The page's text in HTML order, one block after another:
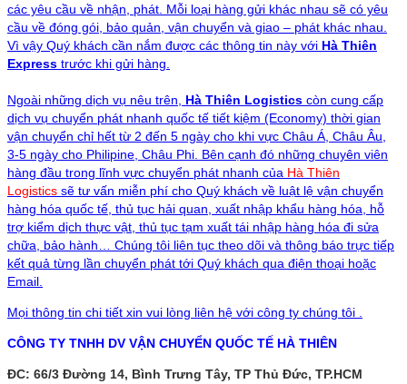
các yêu cầu về nhận, phát. Mỗi loại hàng gửi khác nhau sẽ có yêu
cầu về đóng gói, bảo quản, vận chuyển và giao – phát khác nhau.
Vì vậy Quý khách cần nắm được các thông tin này với Hà Thiên
Express trước khi gửi hàng.
Ngoài những dịch vụ nêu trên, Hà Thiên Logistics còn cung cấp
dịch vụ chuyển phát nhanh quốc tế tiết kiệm (Economy) thời gian
vận chuyển chỉ hết từ 2 đến 5 ngày cho khi vực Châu Á, Châu Âu,
3-5 ngày cho Philipine , Châu Phi. Bên cạnh đó những chuyên viên
hàng đầu trong lĩnh vực chuyển phát nhanh của Hà Thiên
Logistics sẽ tư vấn miễn phí cho Quý khách về luật lệ vận chuyển
hàng hóa quốc tế, thủ tục hải quan, xuất nhập khẩu hàng hóa, hỗ
trợ kiểm dịch thực vật, thủ tục tạm xuất tái nhập hàng hóa đi sửa
chữa, bảo hành… Chúng tôi liên tục theo dõi và thông báo trực tiếp
kết quả từng lần chuyển phát tới Quý khách qua điện thoại hoặc
Email.
Mọi thông tin chi tiết xin vui lòng liên hệ với công ty chúng tôi .
CÔNG TY TNHH DV VẬN CHUYỂN QUỐC TẾ HÀ THIÊN
ĐC: 66/3 Đường 14, Bình Trưng Tây, TP Thủ Đức, TP.HCM